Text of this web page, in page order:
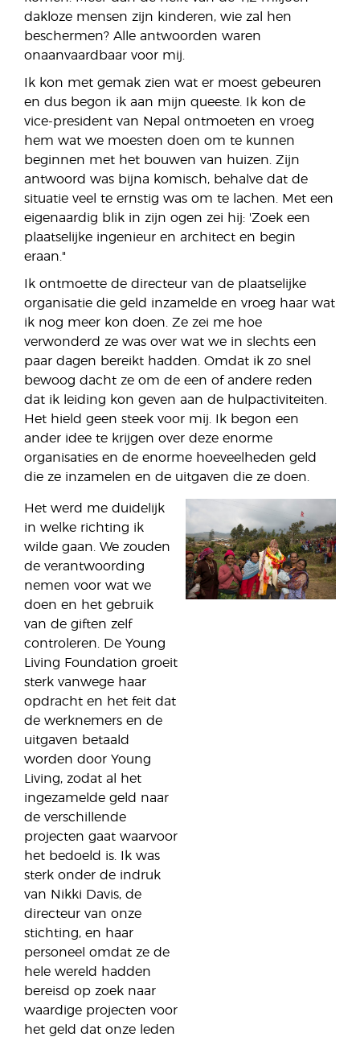
dakloze mensen zijn kinderen, wie zal hen
beschermen? Alle antwoorden waren
onaanvaardbaar voor mij.
Ik kon met gemak zien wat er moest gebeuren
en dus begon ik aan mijn queeste. Ik kon de
vice-president van Nepal ontmoeten en vroeg
hem wat we moesten doen om te kunnen
beginnen met het bouwen van huizen. Zijn
antwoord was bijna komisch, behalve dat de
situatie veel te ernstig was om te lachen. Met een
eigenaardig blik in zijn ogen zei hij: 'Zoek een
plaatselijke ingenieur en architect en begin
eraan."
Ik ontmoette de directeur van de plaatselijke
organisatie die geld inzamelde en vroeg haar wat
ik nog meer kon doen. Ze zei me hoe
verwonderd ze was over wat we in slechts een
paar dagen bereikt hadden. Omdat ik zo snel
bewoog dacht ze om de een of andere reden
dat ik leiding kon geven aan de hulpactiviteiten.
Het hield geen steek voor mij. Ik begon een
ander idee te krijgen over deze enorme
organisaties en de enorme hoeveelheden geld
die ze inzamelen en de uitgaven die ze doen.
Het werd me duidelijk
in welke richting ik
wilde gaan. We zouden
de verantwoording
nemen voor wat we
doen en het gebruik
van de giften zelf
controleren. De Young
Living Foundation groeit
sterk vanwege haar
opdracht en het feit dat
de werknemers en de
uitgaven betaald
worden door Young
Living, zodat al het
ingezamelde geld naar
de verschillende
projecten gaat waarvoor
het bedoeld is. Ik was
sterk onder de indruk
van Nikki Davis, de
directeur van onze
stichting, en haar
personeel omdat ze de
hele wereld hadden
bereisd op zoek naar
waardige projecten voor
het geld dat onze leden